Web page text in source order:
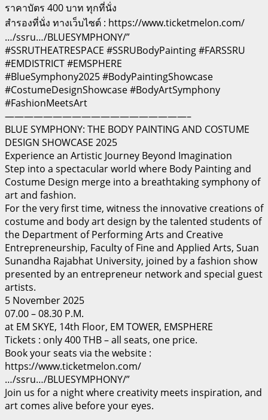
ราคาบัตร 400 บาท ทุกที่นั่ง
สำรองที่นั่ง ทางเว็บไซต์ : https://www.ticketmelon.com/
…/ssru…/BLUESYMPHONY/”
#SSRUTHEATRESPACE #SSRUBodyPainting #FARSSRU
#EMDISTRICT #EMSPHERE
#BlueSymphony2025 #BodyPaintingShowcase
#CostumeDesignShowcase #BodyArtSymphony
#FashionMeetsArt
———————————————————–
BLUE SYMPHONY: THE BODY PAINTING AND COSTUME
DESIGN SHOWCASE 2025
Experience an Artistic Journey Beyond Imagination
Step into a spectacular world where Body Painting and
Costume Design merge into a breathtaking symphony of
art and fashion.
For the very first time, witness the innovative creations of
costume and body art design by the talented students of
the Department of Performing Arts and Creative
Entrepreneurship, Faculty of Fine and Applied Arts, Suan
Sunandha Rajabhat University, joined by a fashion show
presented by an entrepreneur network and special guest
artists.
5 November 2025
07.00 – 08.30 P.M.
at EM SKYE, 14th Floor, EM TOWER, EMSPHERE
Tickets : only 400 THB – all seats, one price.
Book your seats via the website :
https://www.ticketmelon.com/
…/ssru…/BLUESYMPHONY/”
Join us for a night where creativity meets inspiration, and
art comes alive before your eyes.